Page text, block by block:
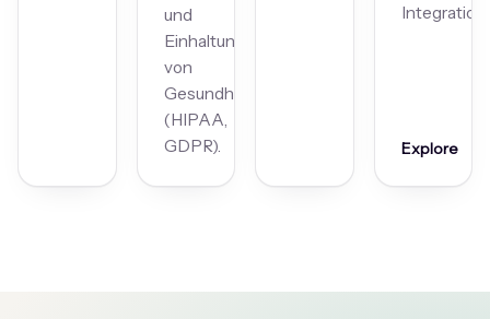
und
Einhaltung
von
Gesundheitsvorschriften
(HIPAA,
GDPR).
Explore